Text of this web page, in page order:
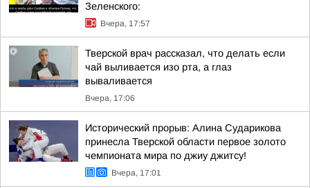
Зеленского:
Вчера, 17:57
Тверской врач рассказал, что делать если
чай выливается изо рта, а глаз
вываливается
Вчера, 17:06
Исторический прорыв: Алина Сударикова
принесла Тверской области первое золото
чемпионата мира по джиу джитсу!
Вчера, 17:01